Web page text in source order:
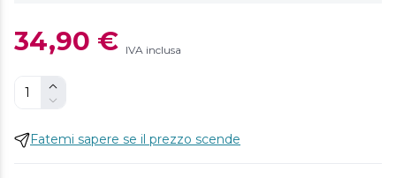
34,90 € IVA inclusa
Fatemi sapere se il prezzo scende